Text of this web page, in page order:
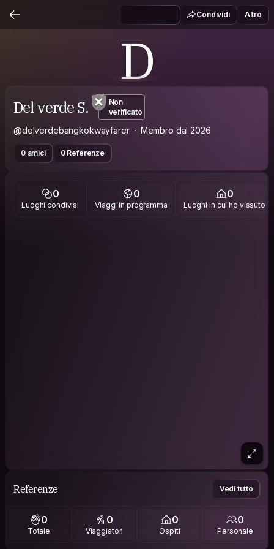
Condividi Altro
D
Del verde S.
Non
verificato
@delverdebangkokwayfarer Membro dal 2026
0 amici 0 Referenze
0
Luoghi condivisi
0
Viaggi in programma
0
Luoghi in cui ho vissuto
Referenze Vedi tutto
0
Totale
0
Viaggiatori
0
Ospiti
0
Personale